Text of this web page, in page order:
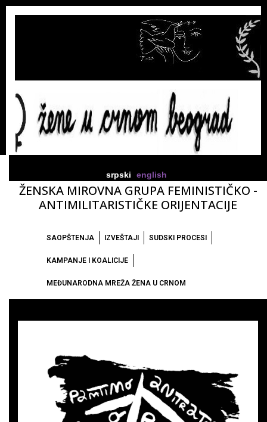
srpski english
ŽENSKA MIROVNA GRUPA FEMINISTIČKO -
ANTIMILITARISTIČKE ORIJENTACIJE
SAOPŠTENJA IZVEŠTAJI SUDSKI PROCESI
KAMPANJE I KOALICIJE
MEĐUNARODNA MREŽA ŽENA U CRNOM